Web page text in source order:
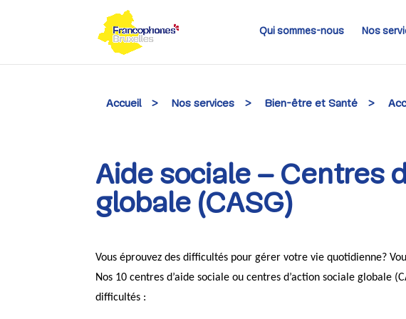
Qui sommes-nous Nos
Accueil > Nos services > Bien-être et Santé >
Aide sociale – Centres
globale (CASG)
Vous éprouvez des difficultés pour gérer votre vie quotidienne?
Nos 10 centres d’aide sociale ou centres d’action sociale globale
difficultés :